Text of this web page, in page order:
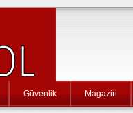
Güvenlik Magazin